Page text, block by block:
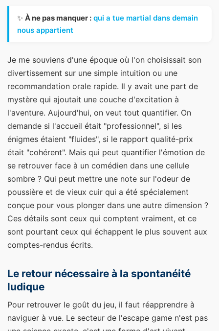
✨ À ne pas manquer : qui a tue martial dans demain
nous appartient
Je me souviens d'une époque où l'on choisissait son
divertissement sur une simple intuition ou une
recommandation orale rapide. Il y avait une part de
mystère qui ajoutait une couche d'excitation à
l'aventure. Aujourd'hui, on veut tout quantifier. On
demande si l'accueil était "professionnel", si les
énigmes étaient "fluides", si le rapport qualité-prix
était "cohérent". Mais qui peut quantifier l'émotion de
se retrouver face à un comédien dans une cellule
sombre ? Qui peut mettre une note sur l'odeur de
poussière et de vieux cuir qui a été spécialement
conçue pour vous plonger dans une autre dimension ?
Ces détails sont ceux qui comptent vraiment, et ce
sont pourtant ceux qui échappent le plus souvent aux
comptes-rendus écrits.
Le retour nécessaire à la spontanéité
ludique
Pour retrouver le goût du jeu, il faut réapprendre à
naviguer à vue. Le secteur de l'escape game n'est pas